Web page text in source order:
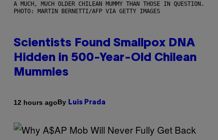
A MUCH, MUCH OLDER CHILEAN MUMMY THAN THOSE IN QUESTION.
PHOTO: MARTIN BERNETTI/AFP VIA GETTY IMAGES
Scientists Found Smallpox DNA
Hidden in 500-Year-Old Chilean
Mummies
12 hours agoBy Luis Prada